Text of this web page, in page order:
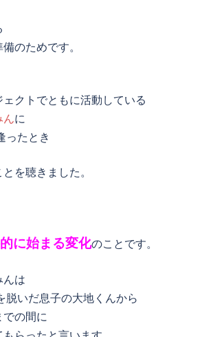
のためです。
クトでともに活動している
んに
ったとき
を聴きました。
に始まる変化のことです。
んは
脱いだ息子の大地くんから
での間に